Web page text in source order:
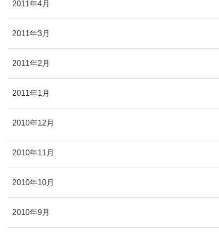
2011年4月
2011年3月
2011年2月
2011年1月
2010年12月
2010年11月
2010年10月
2010年9月